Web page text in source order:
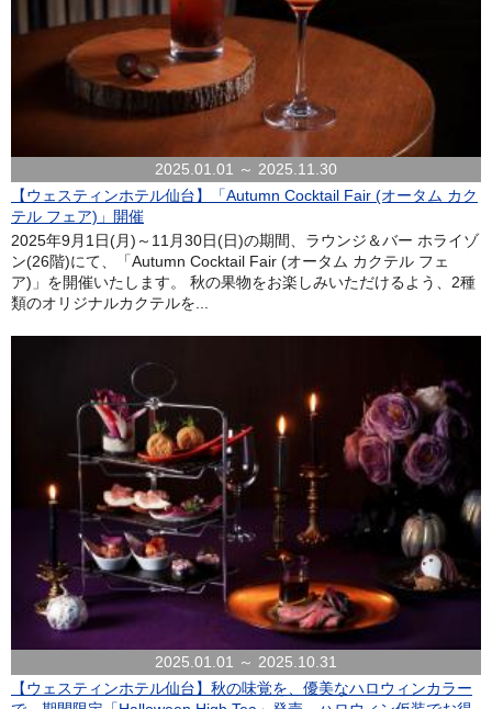
2025.01.01 ～ 2025.11.30
【ウェスティンホテル仙台】「Autumn Cocktail Fair (オータム カク
テル フェア)」開催
2025年9月1日(月)～11月30日(日)の期間、ラウンジ＆バー ホライゾ
ン(26階)にて、「Autumn Cocktail Fair (オータム カクテル フェ
ア)」を開催いたします。 秋の果物をお楽しみいただけるよう、2種
類のオリジナルカクテルを...
2025.01.01 ～ 2025.10.31
【ウェスティンホテル仙台】秋の味覚を、優美なハロウィンカラー